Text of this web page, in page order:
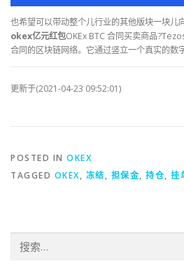
也希望可以带动整个儿行业的其他版块一块儿
okex亿元红包OKEx BTC 合同买卖商品
合同的区块链网络。它通过竖立一个真实的数
更新于(2021-04-23 09:52:01)
POSTED IN OKEX
TAGGED OKEX, 冻结, 担保金, 持仓, 挂
索：